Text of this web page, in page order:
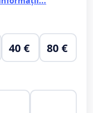
40 € 80 €